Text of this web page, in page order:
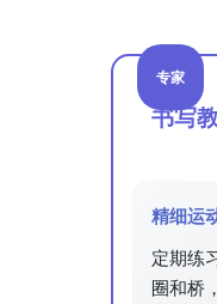
专家
书写
精细运
定期练
圈和桥